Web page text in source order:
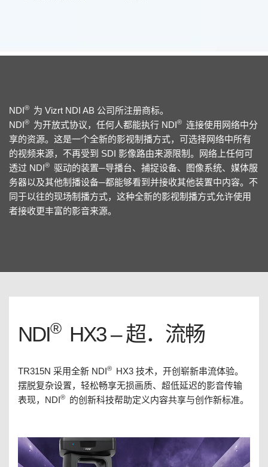
NDI®
为 Vizrt NDI AB 公司所注册商标。
NDI® 为开放式协议，任何人都能执行 NDI® 连接使用网络中分
享的资源。这是一个全新的影视制播方式，可选择网络中所有
的视频来源，不再受到 SDI 影像路由来源限制。网络上任何可
透过 NDI® 驱动的装置─导播台、捕捉设备、图像系统、媒体服
务器以及其他制播设备─都能够看到并接收其他装置中内容。不
同于以往的现场制播方式，这种全新的影视制播方式允许使用
者接收更丰富的影音来源。
NDI® HX3 – 超．流畅
TR315N 采用全新 NDI®
HX3 技术，开创崭新串流体验。
摆脱复杂设置，轻松畅享无损画质、超低延迟的影音传输
表现，NDI® 的创新科技帮助定义内容共享与创作新标准。